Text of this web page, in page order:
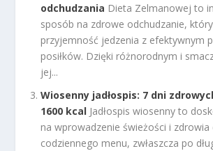
odchudzania Dieta Zelmanowej to
sposób na zdrowe odchudzanie, który
przyjemność jedzenia z efektywnym
posiłków. Dzięki różnorodnym i
jej...
Wiosenny jadłospis: 7 dni
1600 kcal Jadłospis wiosenny to
na wprowadzenie świeżości i zdrowia
codziennego menu, zwłaszcza po